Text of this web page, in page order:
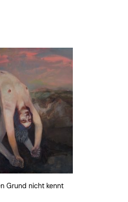
Grund nicht kennt